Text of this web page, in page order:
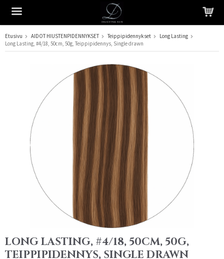
Tuote on lisätty ostoskoriin
Etusivu AIDOT HIUSTENPIDENNYKSET Teippipidennykset
Long Lasting
Long Lasting, #4/18, 50cm, 50g, Teippipidennys, Single drawn
LONG LASTING, #4/18, 50CM, 50G,
TEIPPIPIDENNYS, SINGLE DRAWN